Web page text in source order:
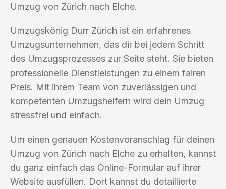
Umzug von Zürich nach Elche.
Umzugskönig Durr Zürich ist ein erfahrenes
Umzugsunternehmen, das dir bei jedem Schritt
des Umzugsprozesses zur Seite steht. Sie bieten
professionelle Dienstleistungen zu einem fairen
Preis. Mit ihrem Team von zuverlässigen und
kompetenten Umzugshelfern wird dein Umzug
stressfrei und einfach.
Um einen genauen Kostenvoranschlag für deinen
Umzug von Zürich nach Elche zu erhalten, kannst
du ganz einfach das Online-Formular auf ihrer
Website ausfüllen. Dort kannst du detaillierte